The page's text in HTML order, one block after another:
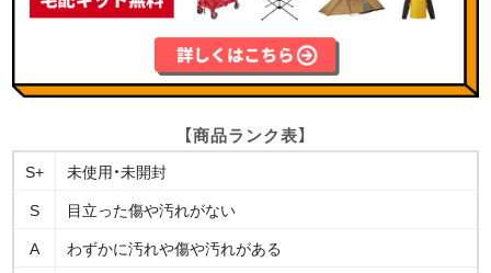
【商品ランク表】
S+
未使用・未開封
S
目立った傷や汚れがない
A
わずかに汚れや傷や汚れがある